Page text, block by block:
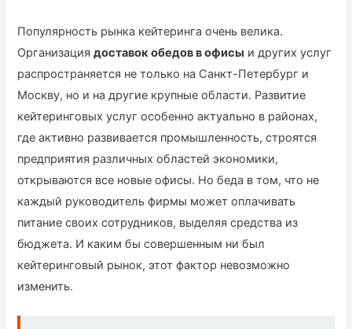
Популярность рынка кейтеринга очень велика.
Организациядоставок обедов в офисы и других услуг
распространяется не только на Санкт-Петербург и
Москву, но и на другие крупные области. Развитие
кейтеринговых услуг особенно актуально в районах,
где активно развивается промышленность, строятся
предприятия различных областей экономики,
открываются все новые офисы. Но беда в том, что не
каждый руководитель фирмы может оплачивать
питание своих сотрудников, выделяя средства из
бюджета. И каким бы совершенным ни был
кейтеринговый рынок, этот фактор невозможно
изменить.